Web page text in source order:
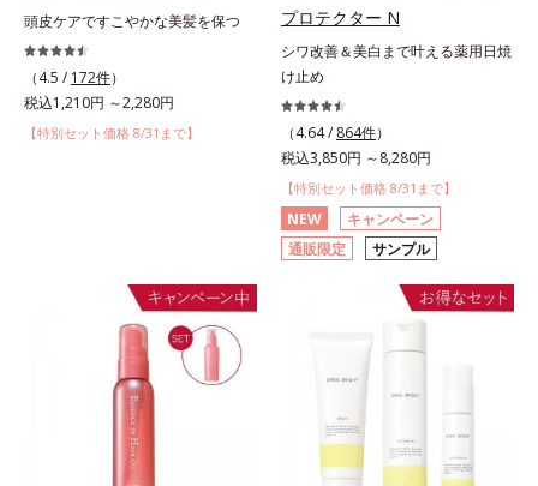
頭皮ケアですこやかな美髪を保つ
（4.5 / 172件）
税込1,210円 ～2,280円
【特別セット価格 8/31まで】
プロテクター N
シワ改善＆美白まで叶える薬用日焼
け止め
（4.64 / 864件）
税込3,850円 ～8,280円
【特別セット価格 8/31まで】
NEW
キャンペーン
通販限定
サンプル